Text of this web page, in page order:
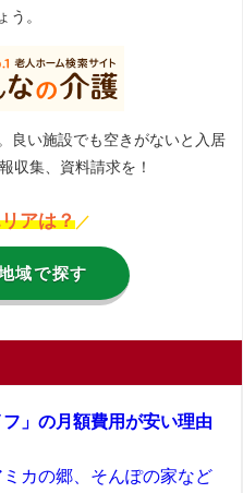
う。
良い施設でも空きがないと入居
収集、資料請求を！
アは？ ／
域で探す
」の月額費用が安い理由
カの郷、そんぽの家など